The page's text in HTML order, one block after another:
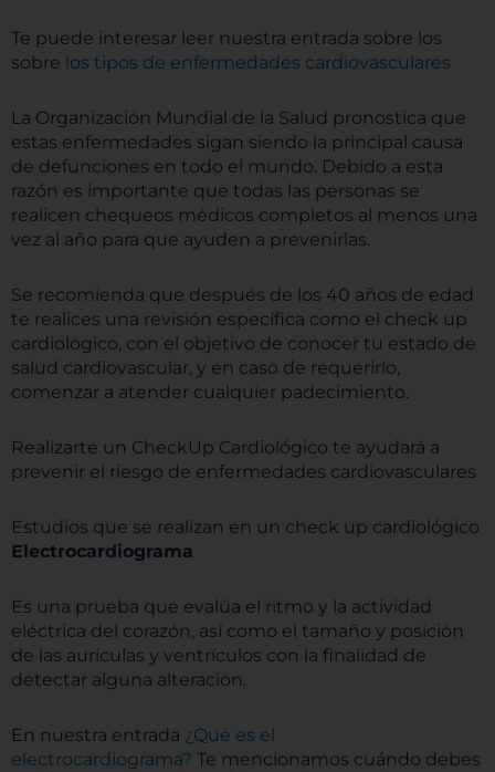
Te puede interesar leer nuestra entrada sobre los
sobre los tipos de enfermedades cardiovasculares
La Organización Mundial de la Salud pronostica que
estas enfermedades sigan siendo la principal causa
de defunciones en todo el mundo. Debido a esta
razón es importante que todas las personas se
realicen chequeos médicos completos al menos una
vez al año para que ayuden a prevenirlas.
Se recomienda que después de los 40 años de edad
te realices una revisión específica como el check up
cardiológico, con el objetivo de conocer tu estado de
salud cardiovascular, y en caso de requerirlo,
comenzar a atender cualquier padecimiento.
Realizarte un CheckUp Cardiológico te ayudará a
prevenir el riesgo de enfermedades cardiovasculares
Estudios que se realizan en un check up cardiológico
Electrocardiograma
Es una prueba que evalúa el ritmo y la actividad
eléctrica del corazón, así como el tamaño y posición
de las aurículas y ventrículos con la finalidad de
detectar alguna alteración.
En nuestra entrada ¿Qué es el
electrocardiograma? Te mencionamos cuándo debes